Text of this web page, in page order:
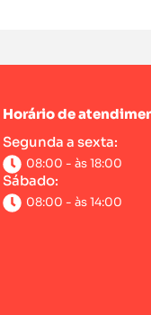
Horário de
Segunda a sexta:
08:00 - às 18:00
Sábado:
08:00 - às 14:00